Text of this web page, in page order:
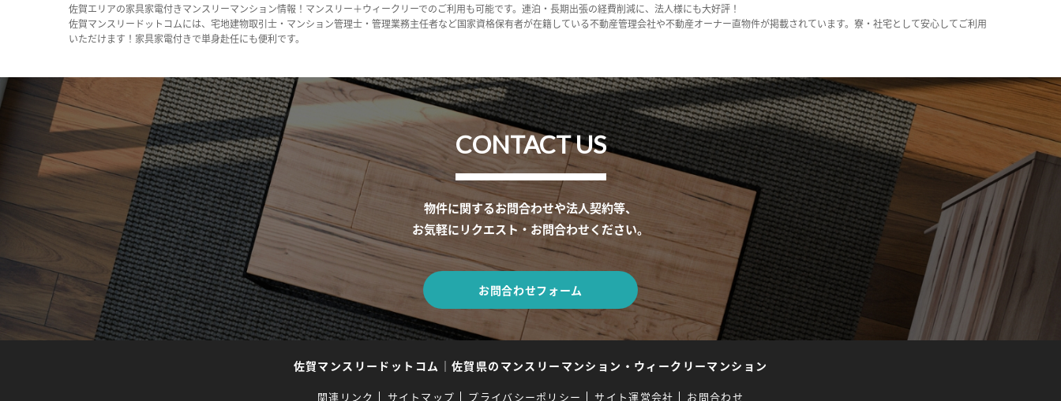
佐賀エリアの家具家電付きマンスリーマンション情報！マンスリー＋ウィークリーでのご利用も可能です。連泊・長期出張の経費削減に、法人様にも大好評！
佐賀マンスリードットコムには、宅地建物取引士・マンション管理士・管理業務主任者など国家資格保有者が在籍している不動産管理会社や不動産オーナー直物件が掲載されています。寮・社宅として安心してご利用
いただけます！家具家電付きで単身赴任にも便利です。
CONTACT US
物件に関するお問合わせや法人契約等、
お気軽にリクエスト・お問合わせください。
お問合わせフォーム
佐賀マンスリードットコム ｜ 佐賀県のマンスリーマンション・ウィークリーマンション
関連リンク サイトマップ プライバシーポリシー サイト運営会社 お問合わせ